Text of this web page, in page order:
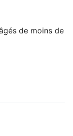
de moins de